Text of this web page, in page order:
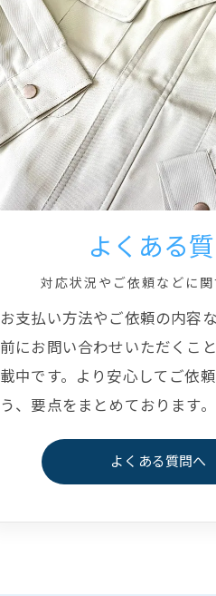
よくある
対応状況やご依頼などに関
お支払い方法やご依頼の内容
前にお問い合わせいただくこ
載中です。より安心してご依
う、要点をまとめております。
よくある質問へ